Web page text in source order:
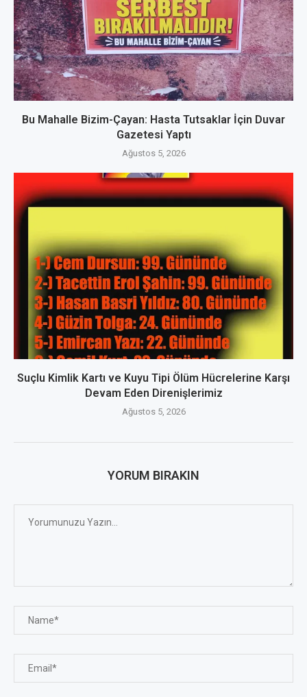
Bu Mahalle Bizim-Çayan: Hasta Tutsaklar İçin Duvar
Gazetesi Yaptı
Ağustos 5, 2026
Suçlu Kimlik Kartı ve Kuyu Tipi Ölüm Hücrelerine Karşı
Devam Eden Direnişlerimiz
Ağustos 5, 2026
YORUM BIRAKIN